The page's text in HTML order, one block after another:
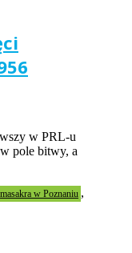
w PRL-u
pole bitwy, a
masakra w Poznaniu ,